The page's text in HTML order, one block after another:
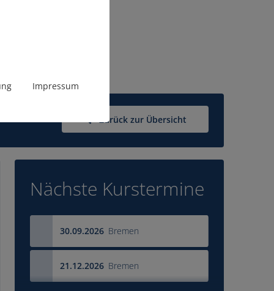
Impressum
Zurück zur Übersicht
Nächste Kurstermine
30.09.2026 Bremen
21.12.2026 Bremen